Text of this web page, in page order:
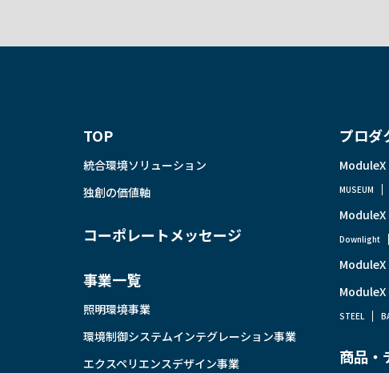
TOP
統合環境ソリューション
独創の価値軸
コーポレートメッセージ
事業一覧
照明環境事業
環境制御システムインテグレーション事業
エクスペリエンスデザイン事業
プロダ
ModuleX
MUSEUM
ModuleX
Downlight
ModuleX
ModuleX
STEEL
商品・